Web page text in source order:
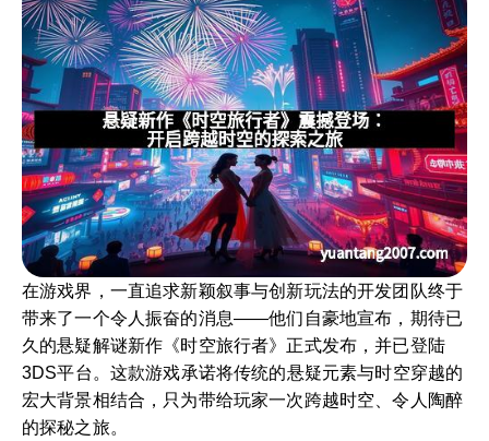
在游戏界，一直追求新颖叙事与创新玩法的开发团队终于
带来了一个令人振奋的消息——他们自豪地宣布，期待已
久的悬疑解谜新作《时空旅行者》正式发布，并已登陆
3DS平台。这款游戏承诺将传统的悬疑元素与时空穿越的
宏大背景相结合，只为带给玩家一次跨越时空、令人陶醉
的探秘之旅。